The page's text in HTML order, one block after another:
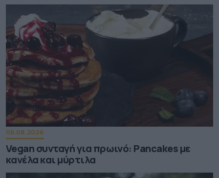
06.08.2026
Vegan συνταγή για πρωινό: Pancakes με
κανέλα και μύρτιλα